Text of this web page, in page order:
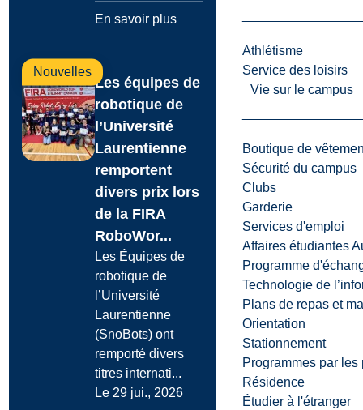
Athlétisme
Service des loisirs
Vie sur le campus
Boutique de
Sécurité du campus
Clubs
Garderie
Services d'emploi
Affaires étudiantes
Programme
Technologie de
Plans de repas et
Orientation
Stationnement
Programmes par les
Résidence
Étudier à l'étranger
En savoir plus
Nouvelles
Les équipes de
robotique de
l’Université
Laurentienne
remportent
divers prix lors
de la FIRA
RoboWor...
Les Équipes de
robotique de
l’Université
Laurentienne
(SnoBots) ont
remporté divers
titres internati...
Le 29 jui., 2026